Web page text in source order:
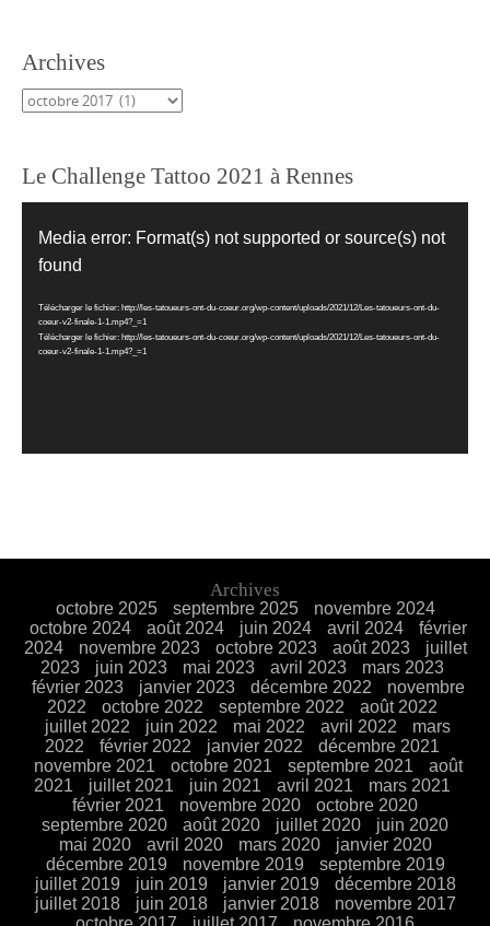
Archives
Archives
Le Challenge Tattoo 2021 à Rennes
vidéo
Media error: Format(s) not supported or source(s) not
found
Télécharger le fichier: http://les-tatoueurs-ont-du-coeur.org/wp-content/uploads/2021/12/Les-tatoueurs-ont-du-
coeur-v2-finale-1-1.mp4?_=1
Télécharger le fichier: http://les-tatoueurs-ont-du-coeur.org/wp-content/uploads/2021/12/Les-tatoueurs-ont-du-
coeur-v2-finale-1-1.mp4?_=1
Archives
octobre 2025 septembre 2025
novembre 2024
octobre 2024
août 2024 juin 2024 avril 2024
février
2024
novembre 2023 octobre 2023 août 2023
juillet
2023
juin 2023 mai 2023 avril 2023
mars 2023
février 2023
janvier 2023 décembre 2022
novembre
2022
octobre 2022 septembre 2022
août 2022
juillet 2022
juin 2022 mai 2022 avril 2022
mars
2022
février 2022 janvier 2022
décembre 2021
novembre 2021
octobre 2021 septembre 2021
août
2021
juillet 2021 juin 2021 avril 2021
mars 2021
février 2021
novembre 2020
octobre 2020
septembre 2020
août 2020 juillet 2020
juin 2020
mai 2020
avril 2020 mars 2020
janvier 2020
décembre 2019
novembre 2019
septembre 2019
juillet 2019
juin 2019 janvier 2019
décembre 2018
juillet 2018
juin 2018 janvier 2018
novembre 2017